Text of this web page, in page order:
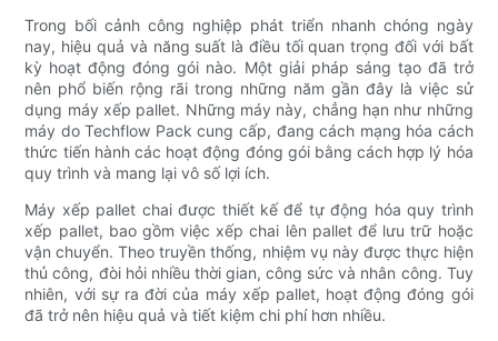
Trong bối cảnh công nghiệp phát triển nhanh chóng ngày
nay, hiệu quả và năng suất là điều tối quan trọng đối với bất
kỳ hoạt động đóng gói nào. Một giải pháp sáng tạo đã trở
nên phổ biến rộng rãi trong những năm gần đây là việc sử
dụng máy xếp pallet. Những máy này, chẳng hạn như những
máy do Techflow Pack cung cấp, đang cách mạng hóa cách
thức tiến hành các hoạt động đóng gói bằng cách hợp lý hóa
quy trình và mang lại vô số lợi ích.
Máy xếp pallet chai được thiết kế để tự động hóa quy trình
xếp pallet, bao gồm việc xếp chai lên pallet để lưu trữ hoặc
vận chuyển. Theo truyền thống, nhiệm vụ này được thực hiện
thủ công, đòi hỏi nhiều thời gian, công sức và nhân công. Tuy
nhiên, với sự ra đời của máy xếp pallet, hoạt động đóng gói
đã trở nên hiệu quả và tiết kiệm chi phí hơn nhiều.